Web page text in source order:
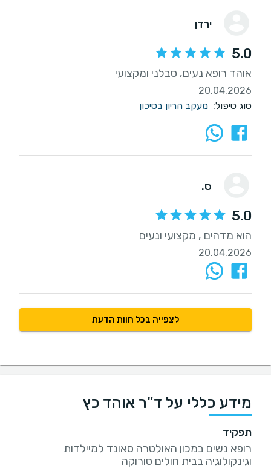
ירדן
5.0
אוהד רופא נעים, סבלני ומקצועי
20.04.2026
סוג טיפול: מעקב הריון בסיכון
ס.
5.0
הוא מדהים , מקצועי ונעים
20.04.2026
לצפייה בכל חוות הדעת
מידע כללי על ד"ר אוהד כץ
תפקיד
רופא נשים במכון האולטרה סאונד למיילדות
וגינקולוגיה בבית חולים סורוקה